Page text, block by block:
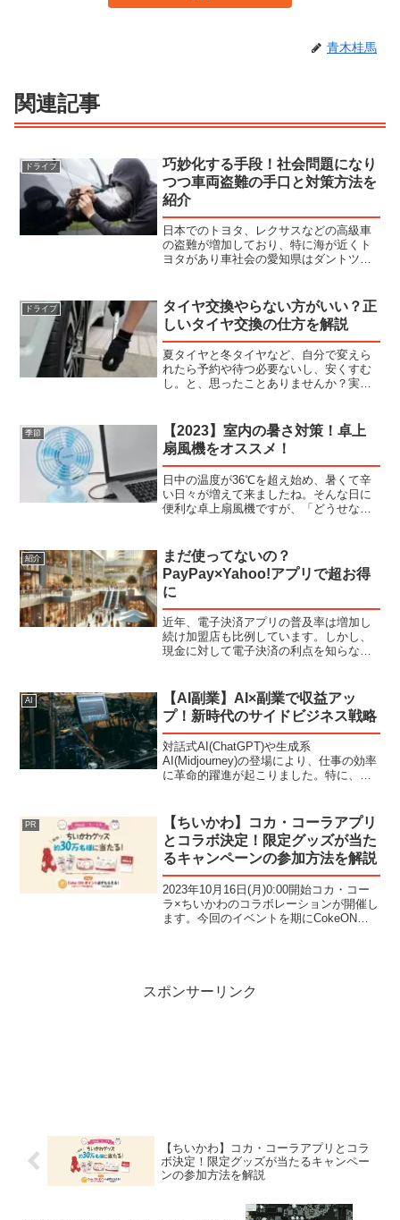
青木桂馬
関連記事
ドライブ
巧妙化する手段！社会問題になり
つつ車両盗難の手口と対策方法を
紹介
日本でのトヨタ、レクサスなどの高級車
の盗難が増加しており、特に海が近くト
ヨタがあり車社会の愛知県はダントツの
種が狙われやすく、これらの車種は、国
内外ともに再販価値が高...
ドライブ
タイヤ交換やらない方がいい？正
しいタイヤ交換の仕方を解説
夏タイヤと冬タイヤなど、自分で変えら
れたら予約や待つ必要ないし、安くすむ
し。と、思ったことありませんか？実
を自分ではやらない方がいいや危険など
といった意見もあります。こ...
季節
【2023】室内の暑さ対策！卓上
扇風機をオススメ！
日中の温度が36℃を超え始め、暑くて辛
い日々が増えて来ましたね。そんな日に
便利な卓上扇風機ですが、「どうせな
いい卓上扇風機を紹介します。卓上扇風
機の設置タイプに気を...
紹介
まだ使ってないの？
PayPay×Yahoo!アプリで超お得
に
近年、電子決済アプリの普及率は増加し
続け加盟店も比例しています。しかし、
現金に対して電子決済の利点を知らない
と、さらにお得に運用していく方法を紹
介します。PayP...
AI
【AI副業】AI×副業で収益アッ
プ！新時代のサイドビジネス戦略
対話式AI(ChatGPT)や生成系
AI(Midjourney)の登場により、仕事の効率
に革命的躍進が起こりました。特に、個
す。税金が重なり、副業を始めたいと考
えている方...
PR
【ちいかわ】コカ・コーラアプリ
とコラボ決定！限定グッズが当た
るキャンペーンの参加方法を解説
2023年10月16日(月)0:00開始コカ・コー
ラ×ちいかわのコラボレーションが開催し
ます。今回のイベントを期にCokeONア
スポンサーリンク
【ちいかわ】コカ・コーラアプリとコラ
ボ決定！限定グッズが当たるキャンペー
ンの参加方法を解説